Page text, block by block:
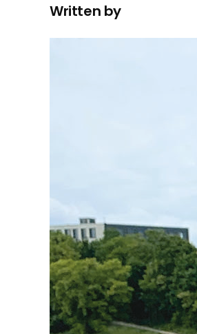
Written by